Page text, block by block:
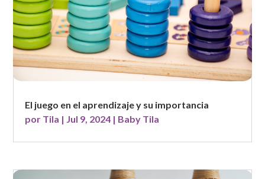
El juego en el aprendizaje y su importancia
por Tila | Jul 9, 2024 | Baby Tila